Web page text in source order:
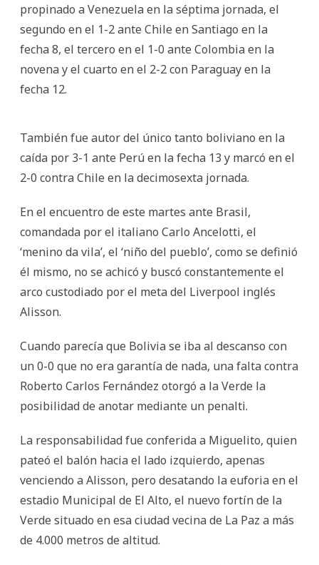
propinado a Venezuela en la séptima jornada, el
segundo en el 1-2 ante Chile en Santiago en la
fecha 8, el tercero en el 1-0 ante Colombia en la
novena y el cuarto en el 2-2 con Paraguay en la
fecha 12.
También fue autor del único tanto boliviano en la
caída por 3-1 ante Perú en la fecha 13 y marcó en el
2-0 contra Chile en la decimosexta jornada.
En el encuentro de este martes ante Brasil,
comandada por el italiano Carlo Ancelotti, el
‘menino da vila’, el ‘niño del pueblo’, como se definió
él mismo, no se achicó y buscó constantemente el
arco custodiado por el meta del Liverpool inglés
Alisson.
Cuando parecía que Bolivia se iba al descanso con
un 0-0 que no era garantía de nada, una falta contra
Roberto Carlos Fernández otorgó a la Verde la
posibilidad de anotar mediante un penalti.
La responsabilidad fue conferida a Miguelito, quien
pateó el balón hacia el lado izquierdo, apenas
venciendo a Alisson, pero desatando la euforia en el
estadio Municipal de El Alto, el nuevo fortín de la
Verde situado en esa ciudad vecina de La Paz a más
de 4.000 metros de altitud.